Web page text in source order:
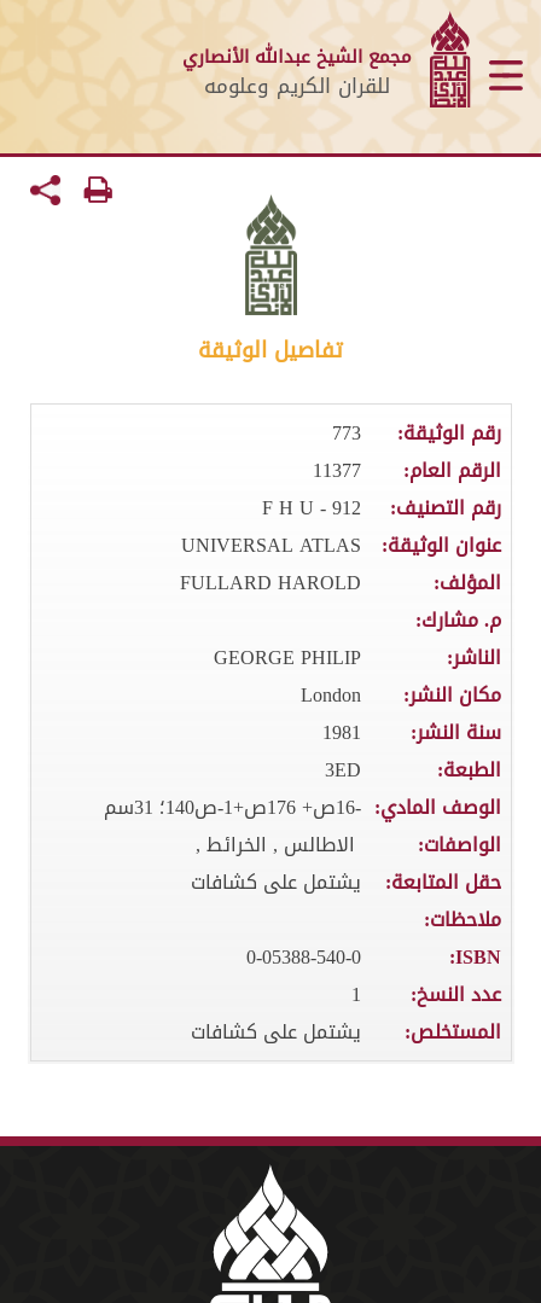
مجمع الشيخ عبدالله الأنصاري
للقران الكريم وعلومه
تفاصيل الوثيقة
رقم الوثيقة:
773
الرقم العام:
11377
رقم التصنيف:
912 - F H U
عنوان الوثيقة:
UNIVERSAL ATLAS
المؤلف:
FULLARD HAROLD
م. مشارك:
الناشر:
GEORGE PHILIP
مكان النشر:
London
سنة النشر:
1981
الطبعة:
3ED
الوصف المادي: -16ص+ 176ص+1-ص140؛ 31سم
الواصفات:
الاطالس , الخرائط ,
حقل المتابعة:
يشتمل على كشافات
ملاحظات:
ISBN:
0-05388-540-0
عدد النسخ:
1
المستخلص:
يشتمل على كشافات